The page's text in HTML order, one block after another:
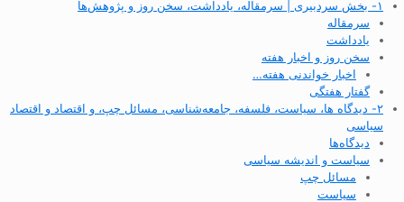
۱- بخش سردبیری | سرمقاله، یادداشت، سخن روز و پژوهش‌ها
سرمقاله
یادداشت
سخن روز و اخبار هفته
اخبار خواندنی هفته…
گفتار هفتگی
۲- دیدگاه ها، سیاست، فلسفه، جامعه‌شناسی، مسائل چپ، و اقتصاد و اقتصاد
سیاسی
دیدگاه‌ها
سیاست و اندیشه سیاسی
مسائل چپ
سیاست